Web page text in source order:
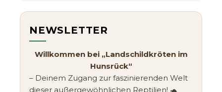
NEWSLETTER
Willkommen bei „Landschildkröten im
Hunsrück“
– Deinem Zugang zur faszinierenden Welt
dieser außergewöhnlichen Reptilien! 🐢